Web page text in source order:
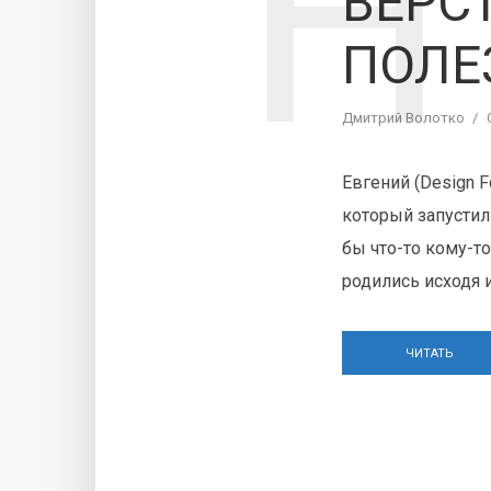
Дмитрий Волотко
Евгений (Design
который
бы что-то кому-
родились исходя
ЧИТАТЬ